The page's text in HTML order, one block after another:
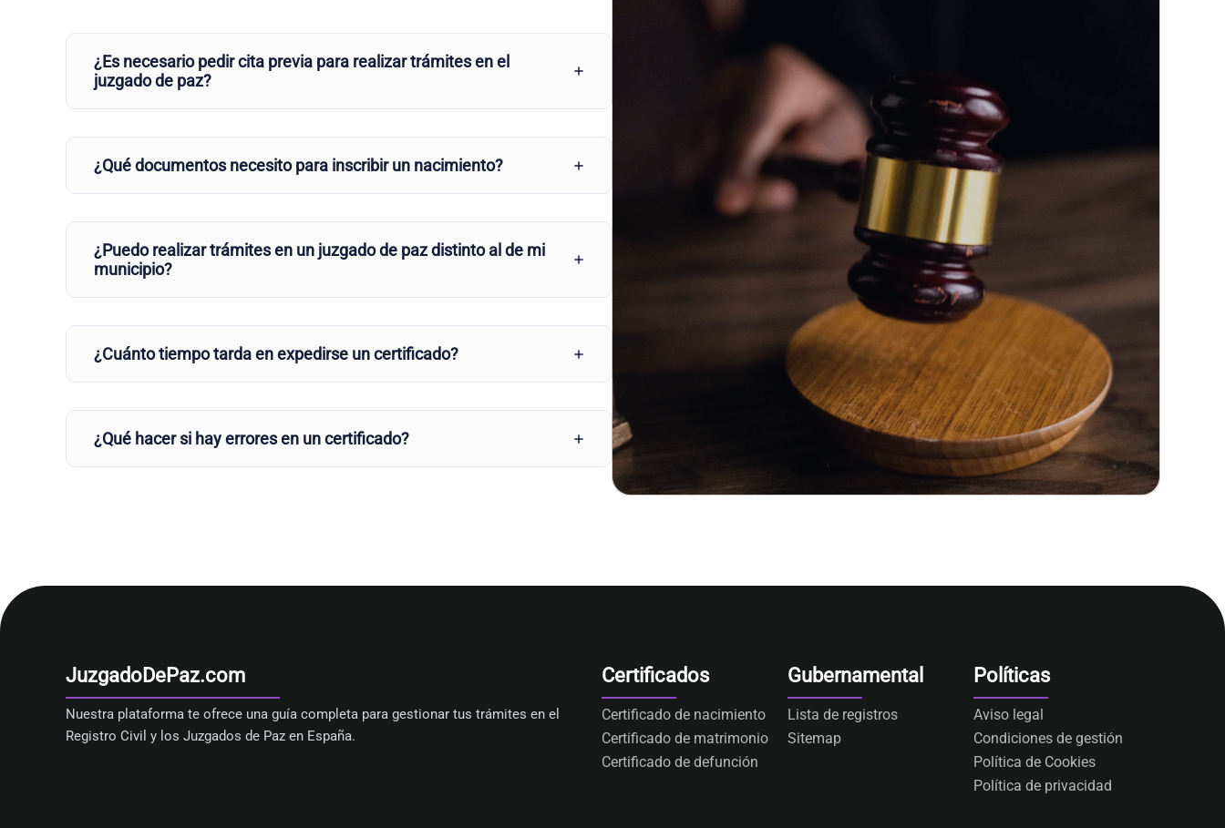
¿Es necesario pedir cita previa para realizar trámites en el
juzgado de paz?
¿Qué documentos necesito para inscribir un nacimiento?
¿Puedo realizar trámites en un juzgado de paz distinto al de mi
municipio?
¿Cuánto tiempo tarda en expedirse un certificado?
¿Qué hacer si hay errores en un certificado?
JuzgadoDePaz.com
Nuestra plataforma te ofrece una guía completa para gestionar tus trámites en el
Registro Civil y los Juzgados de Paz en España.
Certificados
Certificado de nacimiento
Certificado de matrimonio
Certificado de defunción
Gubernamental
Lista de registros
Sitemap
Políticas
Aviso legal
Condiciones de gestión
Política de Cookies
Política de privacidad